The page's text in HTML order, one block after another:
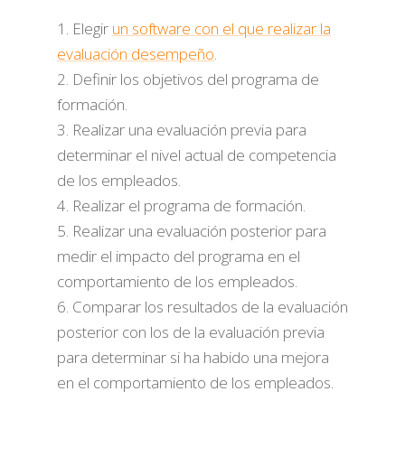
Elegir un software con el que realizar la
evaluación desempeño.
Definir los objetivos del programa de
formación.
Realizar una evaluación previa para
determinar el nivel actual de competencia
de los empleados.
Realizar el programa de formación.
Realizar una evaluación posterior para
medir el impacto del programa en el
comportamiento de los empleados.
Comparar los resultados de la evaluación
posterior con los de la evaluación previa
para determinar si ha habido una mejora
en el comportamiento de los empleados.